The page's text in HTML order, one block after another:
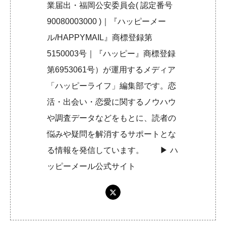
業届出・福岡公安委員会( 認定番号
90080003000 )｜『ハッピーメー
ル/HAPPYMAIL』商標登録第
5150003号｜『ハッピー』商標登録
第6953061号）が運用するメディア
「ハッピーライフ」編集部です。恋
活・出会い・恋愛に関するノウハウ
や調査データなどをもとに、読者の
悩みや疑問を解消するサポートとな
る情報を発信しています。 ▶︎ハ
ッピーメール公式サイト